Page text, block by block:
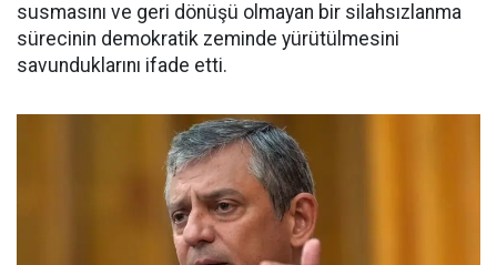
susmasını ve geri dönüşü olmayan bir silahsızlanma
sürecinin demokratik zeminde yürütülmesini
savunduklarını ifade etti.